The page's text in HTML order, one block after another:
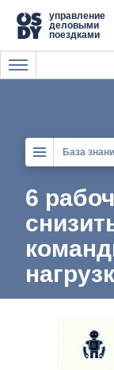
управление
деловыми
поездками
База
6